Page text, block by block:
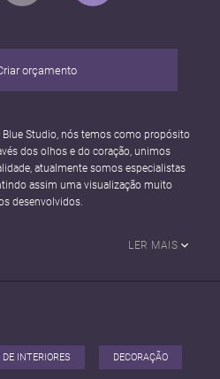
orçamento
Blue Studio, nós temos como propósito
dos olhos e do coração, unimos
atualmente somos especialistas
assim uma visualização muito
desenvolvidos.
várias áreas do ramo, desde
aprendendo a construir meu
LER MAIS
INTERIORES DECORAÇÃO